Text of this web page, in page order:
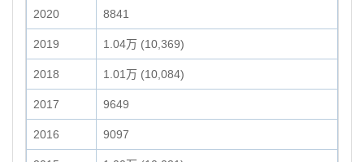
2020 8841
2019 1.04万 (10,369)
2018 1.01万 (10,084)
2017 9649
2016 9097